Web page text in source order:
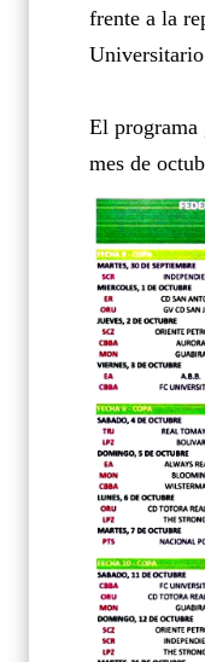
frente a la
El programa
mes de